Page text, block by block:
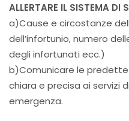
ALLERTARE IL SISTEMA DI
a)Cause e circostanze
dell’infortunio, numero
degli infortunati ecc.)
b)Comunicare le
chiara e precisa ai servizi
emergenza.